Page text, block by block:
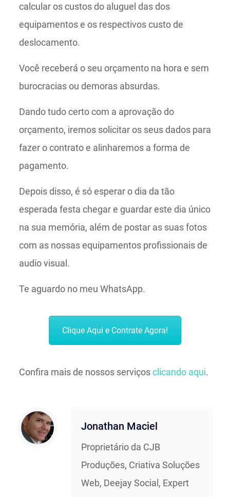
calcular os custos do aluguel das dos
equipamentos e os respectivos custo de
deslocamento.
Você receberá o seu orçamento na hora e sem
burocracias ou demoras absurdas.
Dando tudo certo com a aprovação do
orçamento, iremos solicitar os seus dados para
fazer o contrato e alinharemos a forma de
pagamento.
Depois disso, é só esperar o dia da tão
esperada festa chegar e guardar este dia único
na sua memória, além de postar as suas fotos
com as nossas equipamentos profissionais de
audio visual.
Te aguardo no meu WhatsApp.
Clique Aqui e Contrate Agora!
Confira mais de nossos serviçosclicando aqui.
Jonathan Maciel
Proprietário da CJB
Produções, Criativa Soluções
Web, Deejay Social, Expert